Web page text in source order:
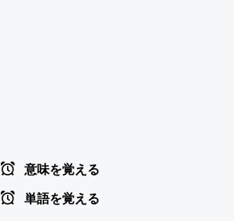
意味を覚える
単語を覚える